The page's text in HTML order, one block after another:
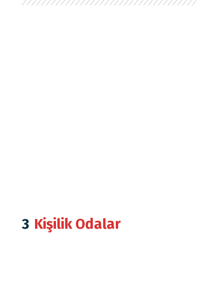
3 Kişilik Odalar